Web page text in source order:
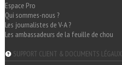
Espace Pro
Qui sommes-nous ?
Les journalistes de V-A ?
Les ambassadeurs de la feuille de chou
SUPPORT CLIENT & DOCUMENTS LÉGAUX